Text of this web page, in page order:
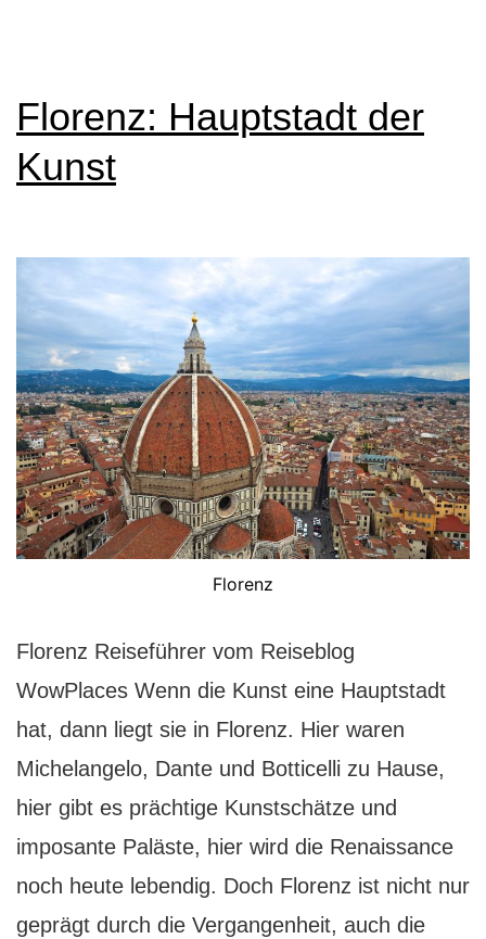
Florenz: Hauptstadt der
Kunst
Florenz
Florenz Reiseführer vom Reiseblog
WowPlaces Wenn die Kunst eine Hauptstadt
hat, dann liegt sie in Florenz. Hier waren
Michelangelo, Dante und Botticelli zu Hause,
hier gibt es prächtige Kunstschätze und
imposante Paläste, hier wird die Renaissance
noch heute lebendig. Doch Florenz ist nicht nur
geprägt durch die Vergangenheit, auch die